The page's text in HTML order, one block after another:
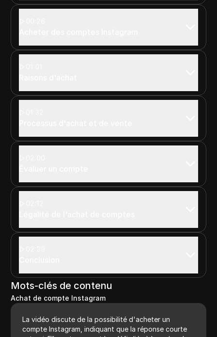
Mots-clés de contenu
Achat de compte Instagram
La vidéo discute de la possibilité d'acheter un
compte Instagram, indiquant que la réponse courte